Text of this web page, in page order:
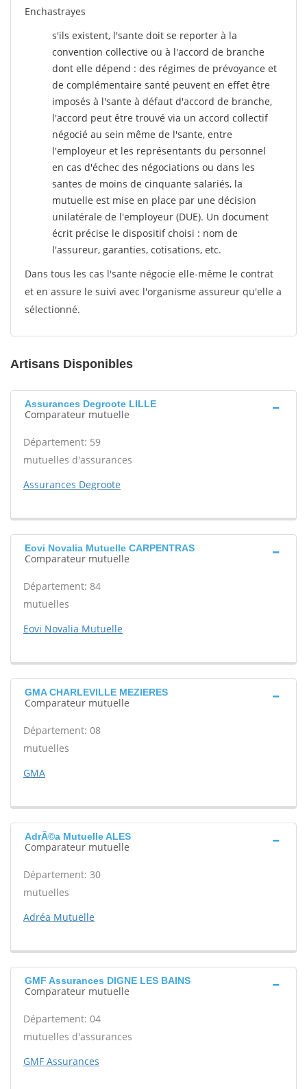
Enchastrayes
s'ils existent, l'sante doit se reporter à la
convention collective ou à l'accord de branche
dont elle dépend : des régimes de prévoyance et
de complémentaire santé peuvent en effet être
imposés à l'sante à défaut d'accord de branche,
l'accord peut être trouvé via un accord collectif
négocié au sein même de l'sante, entre
l'employeur et les représentants du personnel
en cas d'échec des négociations ou dans les
santes de moins de cinquante salariés, la
mutuelle est mise en place par une décision
unilatérale de l'employeur (DUE). Un document
écrit précise le dispositif choisi : nom de
l'assureur, garanties, cotisations, etc.
Dans tous les cas l'sante négocie elle-même le contrat
et en assure le suivi avec l'organisme assureur qu'elle a
sélectionné.
Artisans Disponibles
Assurances Degroote LILLE
Comparateur mutuelle
Département: 59
mutuelles d'assurances
Assurances Degroote
Eovi Novalia Mutuelle CARPENTRAS
Comparateur mutuelle
Département: 84
mutuelles
Eovi Novalia Mutuelle
GMA CHARLEVILLE MEZIERES
Comparateur mutuelle
Département: 08
mutuelles
GMA
AdrÃ©a Mutuelle ALES
Comparateur mutuelle
Département: 30
mutuelles
Adréa Mutuelle
GMF Assurances DIGNE LES BAINS
Comparateur mutuelle
Département: 04
mutuelles d'assurances
GMF Assurances